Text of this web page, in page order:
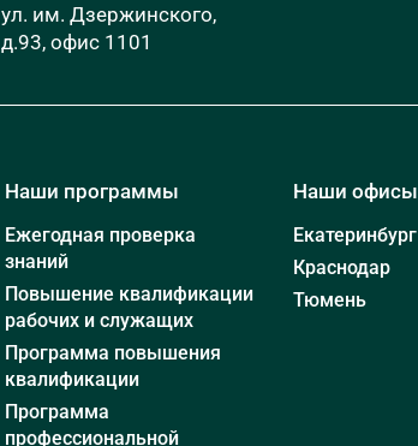
ул. им. Дзержинского,
д.93, офис 1101
Наши программы
Ежегодная проверка
знаний
Повышение квалификации
рабочих и служащих
Программа повышения
квалификации
Программа
профессиональной
Наши офисы
Екатеринбург
Краснодар
Тюмень